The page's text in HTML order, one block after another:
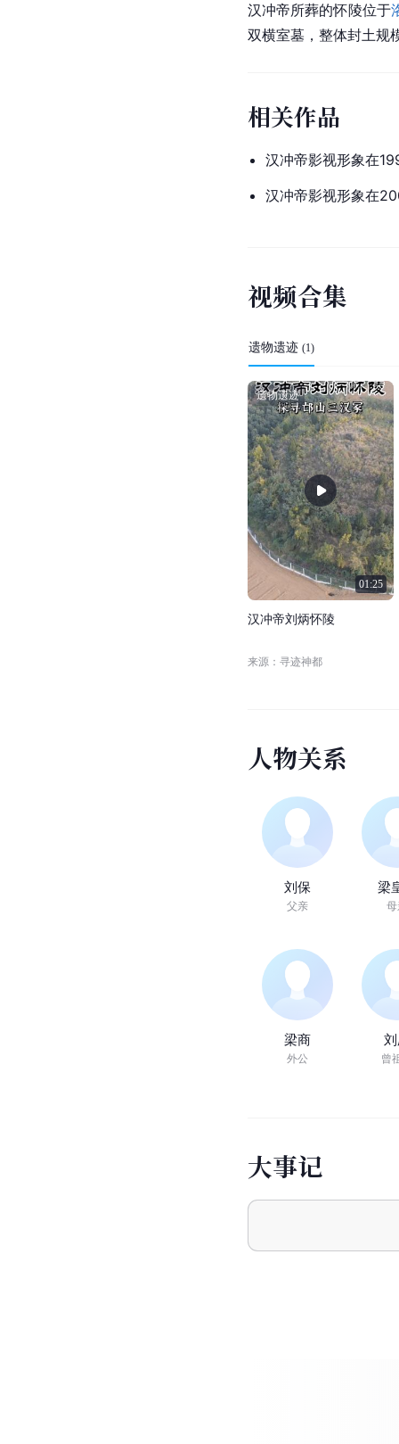
汉冲帝所葬的怀陵位于
双横室墓，整体封土规
相关作品
汉冲帝影视形象在
汉冲帝影视形象在
视频合集
遗物遗迹 (1)
01:25
遗物遗迹
汉冲帝刘 炳怀陵
来源：寻迹神都
人物关系
刘保
父亲
梁
梁商
外公 曾
大事记